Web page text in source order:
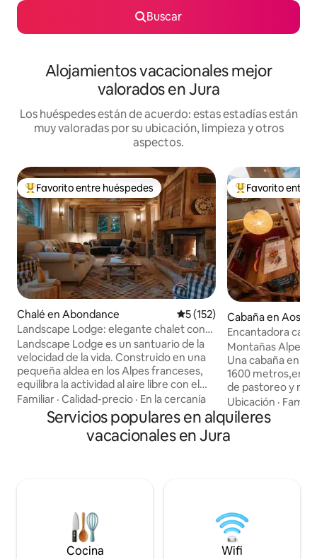
Buscar
Alojamientos vacacionales mejor
valorados en Jura
Los huéspedes están de acuerdo: estas estadías están
muy valoradas por su ubicación, limpieza y otros
aspectos.
Favorito entre huéspedes preferido
Favorito entre huéspedes
Chalé en Abondance Calificación promedio: 5 de
5 (152)
Landscape Lodge: elegante chalet con
vistas increíbles
Landscape Lodge es un santuario de la
velocidad de la vida. Construido en una
pequeña aldea en los Alpes franceses,
equilibra la actividad al aire libre con el
descanso y el retiro. Sus interiores
combinan acabados elegantes y
modernos con toques únicos y
tradicionales. Las camas son
montaña. El jardín privado será un lugar
favorito, un espacio para jugar bajo el sol
Familiar · Calidad-precio · En la cercanía
Favorito entre
Favorito entre
Cabaña en Aosta
Encantadora
vistas increíbles
Montañas Alpes.
Una cabaña en
1600 metros,en
de pastoreo y
general) durante
corazón,
preservando las
techo. Una vista
comodidades
tranquilas, tanto
como en esquí.
Ubicación ·
Servicios populares en alquileres
vacacionales en Jura
Cocina Wifi